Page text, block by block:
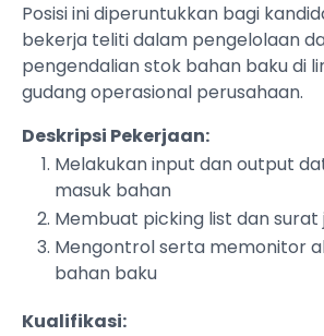
Posisi ini diperuntukkan bagi
bekerja teliti dalam pengelolaan
pengendalian stok bahan baku di
gudang operasional perusahaan.
Deskripsi Pekerjaan:
Melakukan input dan output
masuk bahan
Membuat picking list dan surat
Mengontrol serta memonitor
bahan baku
Kualifikasi: